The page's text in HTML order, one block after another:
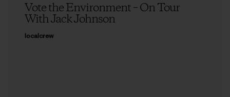
Vote the Environment – On Tour
With Jack Johnson
localcrew